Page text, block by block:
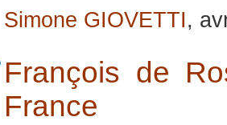
Simone GIOVETTI,
François de
France